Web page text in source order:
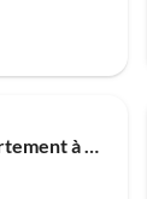
Parc de vacances Appartement à Costa Rei près des Plages